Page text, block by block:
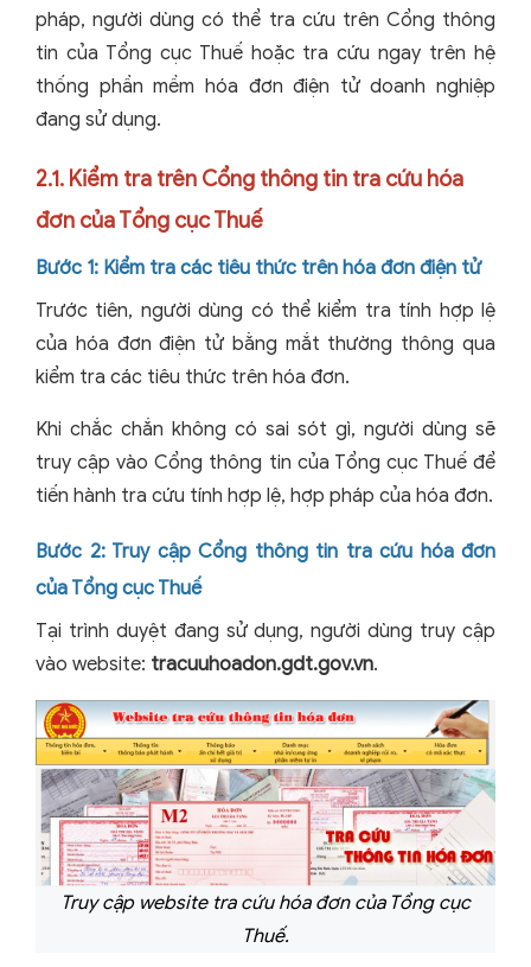
pháp, người dùng có thể tra cứu trên Cổng thông
tin của Tổng cục Thuế hoặc tra cứu ngay trên hệ
thống phần mềm hóa đơn điện tử doanh nghiệp
đang sử dụng.
2.1. Kiểm tra trên Cổng thông tin tra cứu hóa
đơn của Tổng cục Thuế
Bước 1: Kiểm tra các tiêu thức trên hóa đơn điện tử
Trước tiên, người dùng có thể kiểm tra tính hợp lệ
của hóa đơn điện tử bằng mắt thường thông qua
kiểm tra các tiêu thức trên hóa đơn.
Khi chắc chắn không có sai sót gì, người dùng sẽ
truy cập vào Cổng thông tin của Tổng cục Thuế để
tiến hành tra cứu tính hợp lệ, hợp pháp của hóa đơn.
Bước 2: Truy cập Cổng thông tin tra cứu hóa đơn
của Tổng cục Thuế
Tại trình duyệt đang sử dụng, người dùng truy cập
vào website: tracuuhoadon.gdt.gov.vn.
Truy cập website tra cứu hóa đơn của Tổng cục
Thuế.